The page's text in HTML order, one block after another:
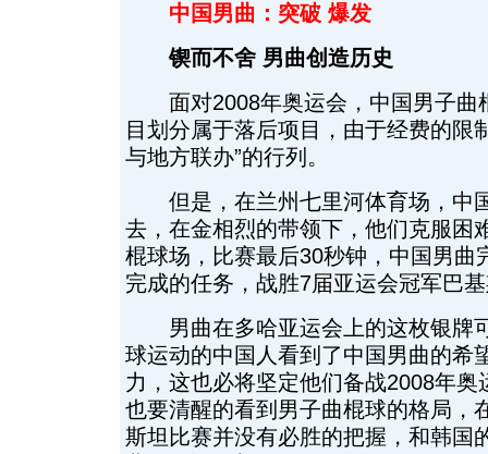
中国男曲：突破 爆发
锲而不舍 男曲创造历史
面对2008年奥运会，中国男子曲
目划分属于落后项目，由于经费的限
与地方联办”的行列。
但是，在兰州七里河体育场，中
去，在金相烈的带领下，他们克服困
棍球场，比赛最后30秒钟，中国男曲
完成的任务，战胜7届亚运会冠军巴
男曲在多哈亚运会上的这枚银牌
球运动的中国人看到了中国男曲的希
力，这也必将坚定他们备战2008年
也要清醒的看到男子曲棍球的格局，
斯坦比赛并没有必胜的把握，和韩国